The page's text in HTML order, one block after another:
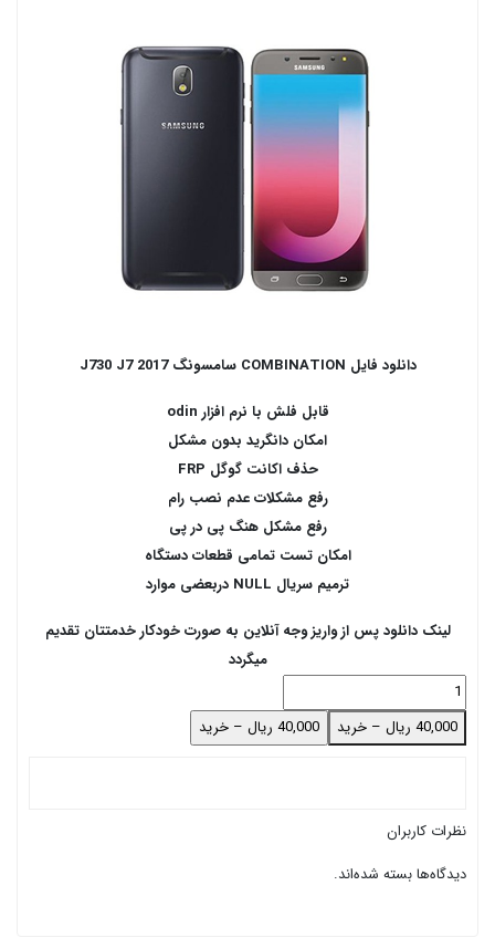
دانلود فایل COMBINATION سامسونگ J730 J7 2017
قابل فلش با نرم افزار odin
امکان دانگرید بدون مشکل
حذف اکانت گوگل FRP
رفع مشکلات عدم نصب رام
رفع مشکل هنگ پی در پی
امکان تست تمامی قطعات دستگاه
ترمیم سریال NULL دربعضی موارد
لینک دانلود پس از واریز وجه آنلاین به صورت خودکار خدمتتان تقدیم
میگردد
40,000 ریال – خرید
نظرات کاربران
دیدگاه‌ها بسته شده‌اند.